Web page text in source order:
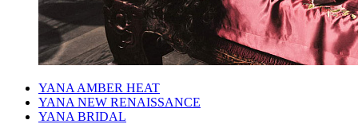
YANA AMBER HEAT
YANA NEW RENAISSANCE
YANA BRIDAL